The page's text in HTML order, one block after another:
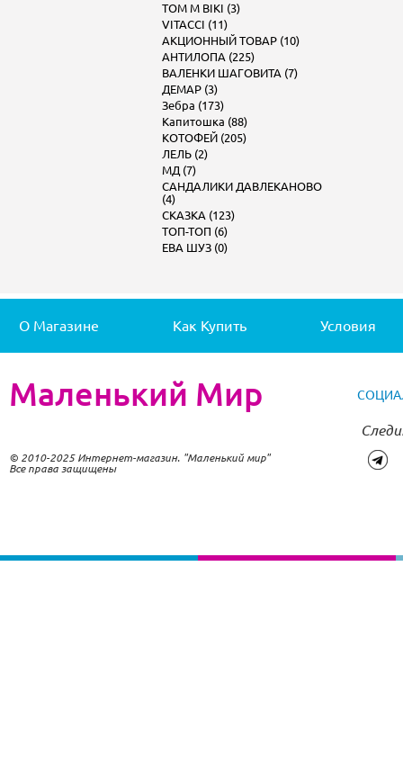
TOM M BIKI (3)
VITACCI (11)
АКЦИОННЫЙ ТОВАР (10)
АНТИЛОПА (225)
ВАЛЕНКИ ШАГОВИТА (7)
ДЕМАР (3)
Зебра (173)
Капитошка (88)
КОТОФЕЙ (205)
ЛЕЛЬ (2)
МД (7)
САНДАЛИКИ ДАВЛЕКАНОВО
(4)
СКАЗКА (123)
ТОП-ТОП (6)
ЕВА ШУЗ (0)
О Магазине Как Купить Условия
Маленький Мир
© 2010-2025 Интернет-магазин. "Маленький мир"
Все права защищены